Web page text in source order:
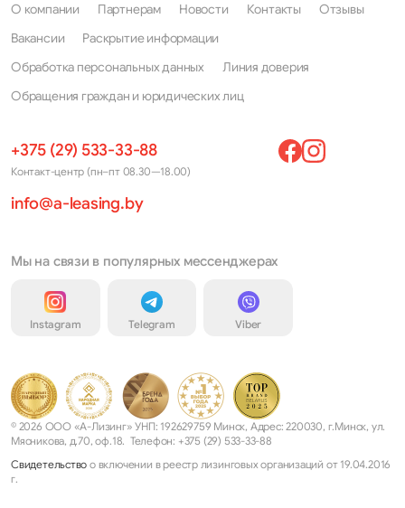
О компании Партнерам Новости Контакты
Отзывы
Вакансии
Раскрытие информации
Обработка персональных данных
Линия доверия
Обращения граждан и юридических лиц
+375 (29) 533-33-88
Контакт-центр (пн–пт 08.30—18.00)
info@a-leasing.by
Мы на связи в популярных мессенджерах
Instagram Telegram Viber
© 2026 ООО «А-Лизинг» УНП: 192629759 Минск, Адрес: 220030, г.Минск, ул.
Мясникова, д.70, оф.18. Телефон: +375 (29) 533-33-88
Свидетельство о включении в реестр лизинговых организаций от 19.04.2016
г.